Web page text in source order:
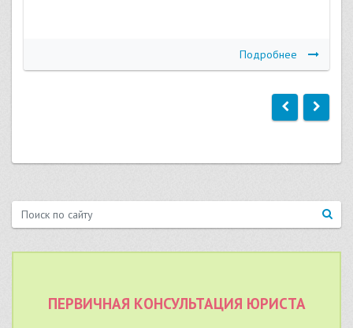
Подробнее
ПЕРВИЧНАЯ КОНСУЛЬТАЦИЯ ЮРИСТА